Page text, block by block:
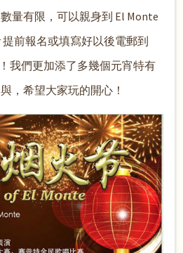
量有限，可以親身到 El Monte
前報名或填寫好以後電郵到
我們更加添了多幾個元宵特有
，希望大家玩的開心！